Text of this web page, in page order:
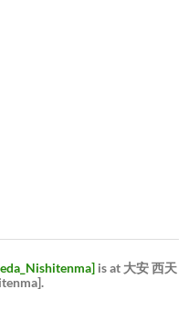
is at 大安 西天